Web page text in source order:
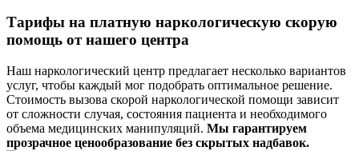
Тарифы на платную наркологическую скорую
помощь от нашего центра
Наш наркологический центр предлагает несколько вариантов
услуг, чтобы каждый мог подобрать оптимальное решение.
Стоимость вызова скорой наркологической помощи зависит
от сложности случая, состояния пациента и необходимого
объема медицинских манипуляций. Мы гарантируем
прозрачное ценообразование без скрытых надбавок.